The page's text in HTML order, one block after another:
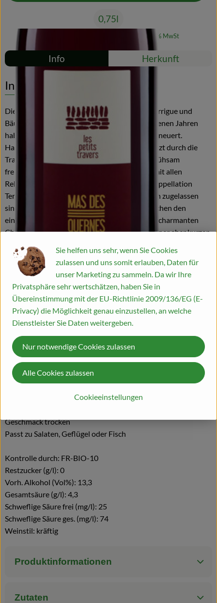
0,75l
#54306 19% MwSt
Rezepte
Info Herkunft
Entdecke passende Rezepte
Info
Die Petits Travers, das sind die kleinen, von Garrigue und
Bäumen umgebenen Parzellen. In den vergangenen Jahren
haben wir hier den Rebbestand schrittweise erneuert.
Hauptrebsorte ist Cinsault, in der Cuvée ergänzt durch die
Trauben einer neuen Parzelle. Wir haben sie mühsam
freigelegt und als Gemischten Satz bepflanzt mit allen
Rebsorten, die im strengen Pflichtenheft der Appellation
Terrasses du Larzac neben den Hauptrebsorten zugelassen
sind. Sie geben die feine Würze und unterstreichen den
einzigartigen Stil. Den saftigen, fruchtigen und charmanten
Charakter des Cinsault hat Jean Natoli dank einer eher kurzen
Gärführung und einer sehr behutsamen Vinifizierung perfekt
herausgearbeitet. Das leuchtende Granatrot in der bewusst
gewählten Weißglasflasche ist allein schon ein Augenschmaus.
Am besten leicht gekühlt genießen.
Erzeuger Famille Natoli - Montpeyroux
Anbaugebiet Hérault
Rebsorte Cinsault, Terret, Counoise
Jahrgang 2024
Temperatur 16-18°
Lagerzeit jetzt + 2-3 Jahre
Weinart Rotwein
Geschmack trocken
Passt zu Salaten, Geflügel oder Fisch
Kontrolle durch: FR-BIO-10
Restzucker (g/l): 0
Vorh. Alkohol (Vol%): 13,3
Gesamtsäure (g/l): 4,3
Schweflige Säure frei (mg/l): 25
Schweflige Säure ges. (mg/l): 74
Weinstil: kräftig
Produktinformationen
Zutaten
Sie helfen uns sehr, wenn Sie Cookies
zulassen und uns somit erlauben, Daten für
unser Marketing zu sammeln. Da wir Ihre
Privatsphäre sehr wertschätzen, haben Sie in
Übereinstimmung mit der EU-Richtlinie 2009/136/EG (E-
Privacy) die Möglichkeit genau einzustellen, an welche
Dienstleister Sie Daten weitergeben.
Cookieeinstellungen
Nur notwendige Cookies zulassen
Alle Cookies zulassen